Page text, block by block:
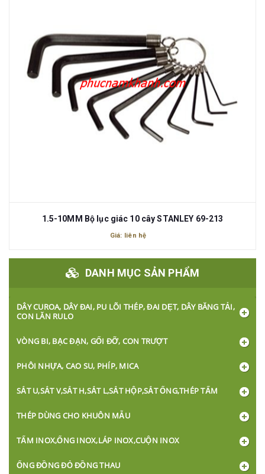
1.5-10MM Bộ lục giác 10 cây STANLEY 69-213
Giá: liên hệ
DANH MỤC SẢN PHẨM
DÂY CUROA, DÂY ĐAI, PU LÕI THÉP, ĐAI DẸT, DÂY BĂNG TẢI,
CON LĂN RULO
VÒNG BI, BẠC ĐẠN, GỐI ĐỠ, CON TRƯỢT
PHÔI NHỰA, CAO SU, PHÍP, MICA
SẮT U,SẮT V,SẮT H,SẮT L,SẮT HỘP,SẮT ỐNG,THÉP TẤM
THÉP DÙNG CHO KHUÔN MẪU
TẤM INOX,ỐNG INOX,LÁP INOX,CUỘN INOX
ỐNG ĐỒNG ĐỎ ĐỒNG THAU